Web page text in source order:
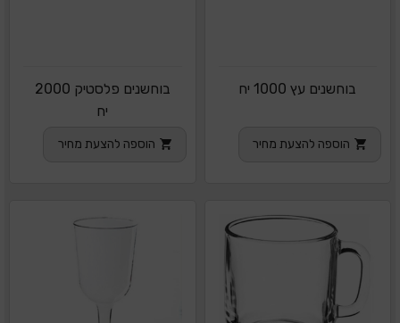
בוחשנים עץ 1000 יח
הוספה להצעת מחיר
בוחשנים פלסטיק 2000
יח
הוספה להצעת מחיר